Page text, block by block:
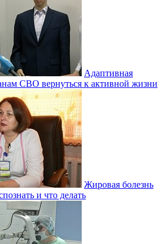
Адаптивная
СВО вернуться к активной жизни
Жировая болезнь
и что делать